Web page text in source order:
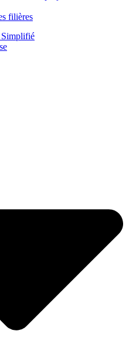
filières
Simplifié